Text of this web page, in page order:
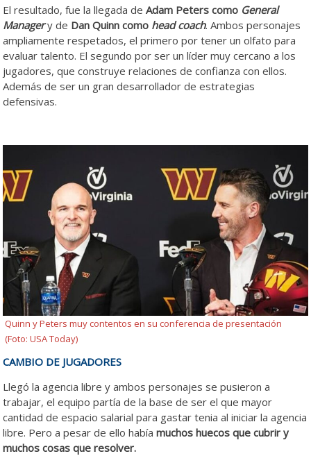
El resultado, fue la llegada deAdam Peters como General
Managery de Dan Quinn como head coach. Ambos personajes
ampliamente respetados, el primero por tener un olfato para
evaluar talento. El segundo por ser un líder muy cercano a los
jugadores, que construye relaciones de confianza con ellos.
Además de ser un gran desarrollador de estrategias
defensivas.
Quinn y Peters muy contentos en su conferencia de presentación
(Foto: USA Today)
CAMBIO DE JUGADORES
Llegó la agencia libre y ambos personajes se pusieron a
trabajar, el equipo partía de la base de ser el que mayor
cantidad de espacio salarial para gastar tenia al iniciar la agencia
libre. Pero a pesar de ello habíamuchos huecos que cubrir y
muchos cosas que resolver.